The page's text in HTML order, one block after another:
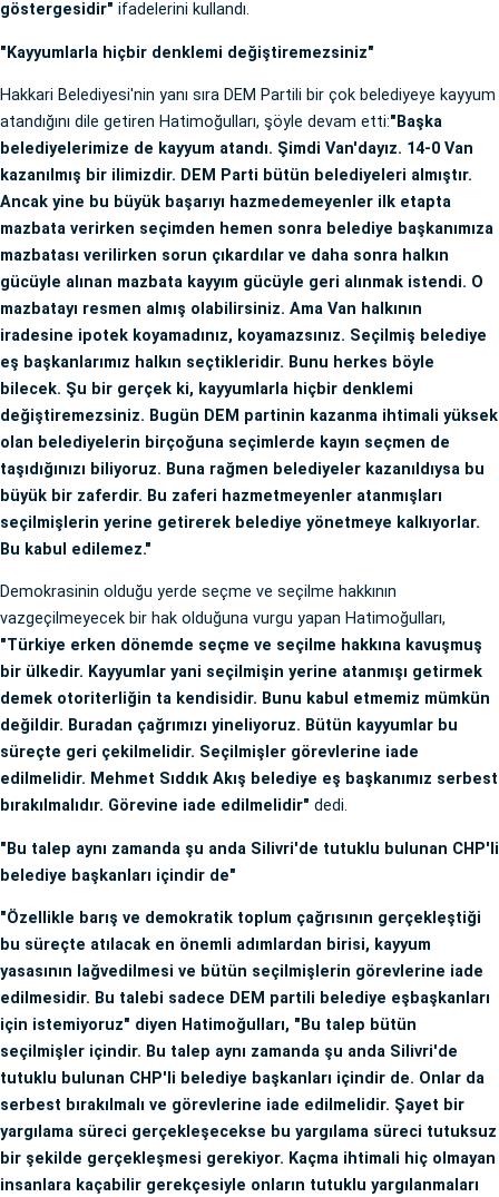
göstergesidir" ifadelerini kullandı.
"Kayyumlarla hiçbir denklemi değiştiremezsiniz"
Hakkari Belediyesi'nin yanı sıra DEM Partili bir çok belediyeye kayyum
atandığını dile getiren Hatimoğulları, şöyle devam etti:"Başka
belediyelerimize de kayyum atandı. Şimdi Van'dayız. 14-0 Van
kazanılmış bir ilimizdir. DEM Parti bütün belediyeleri almıştır.
Ancak yine bu büyük başarıyı hazmedemeyenler ilk etapta
mazbata verirken seçimden hemen sonra belediye başkanımıza
mazbatası verilirken sorun çıkardılar ve daha sonra halkın
gücüyle alınan mazbata kayyım gücüyle geri alınmak istendi. O
mazbatayı resmen almış olabilirsiniz. Ama Van halkının
iradesine ipotek koyamadınız, koyamazsınız. Seçilmiş belediye
eş başkanlarımız halkın seçtikleridir. Bunu herkes böyle
bilecek. Şu bir gerçek ki, kayyumlarla hiçbir denklemi
değiştiremezsiniz. Bugün DEM partinin kazanma ihtimali yüksek
olan belediyelerin birçoğuna seçimlerde kayın seçmen de
taşıdığınızı biliyoruz. Buna rağmen belediyeler kazanıldıysa bu
büyük bir zaferdir. Bu zaferi hazmetmeyenler atanmışları
seçilmişlerin yerine getirerek belediye yönetmeye kalkıyorlar.
Bu kabul edilemez."
Demokrasinin olduğu yerde seçme ve seçilme hakkının
vazgeçilmeyecek bir hak olduğuna vurgu yapan Hatimoğulları,
"Türkiye erken dönemde seçme ve seçilme hakkına kavuşmuş
bir ülkedir. Kayyumlar yani seçilmişin yerine atanmışı getirmek
demek otoriterliğin ta kendisidir. Bunu kabul etmemiz mümkün
değildir. Buradan çağrımızı yineliyoruz. Bütün kayyumlar bu
süreçte geri çekilmelidir. Seçilmişler görevlerine iade
edilmelidir. Mehmet Sıddık Akış belediye eş başkanımız serbest
bırakılmalıdır. Görevine iade edilmelidir" dedi.
"Bu talep aynı zamanda şu anda Silivri'de tutuklu bulunan CHP'li
belediye başkanları içindir de"
"Özellikle barış ve demokratik toplum çağrısının gerçekleştiği
bu süreçte atılacak en önemli adımlardan birisi, kayyum
yasasının lağvedilmesi ve bütün seçilmişlerin görevlerine iade
edilmesidir. Bu talebi sadece DEM partili belediye eşbaşkanları
için istemiyoruz" diyen Hatimoğulları, "Bu talep bütün
seçilmişler içindir. Bu talep aynı zamanda şu anda Silivri'de
tutuklu bulunan CHP'li belediye başkanları içindir de. Onlar da
serbest bırakılmalı ve görevlerine iade edilmelidir. Şayet bir
yargılama süreci gerçekleşecekse bu yargılama süreci tutuksuz
bir şekilde gerçekleşmesi gerekiyor. Kaçma ihtimali hiç olmayan
insanlara kaçabilir gerekçesiyle onların tutuklu yargılanmaları